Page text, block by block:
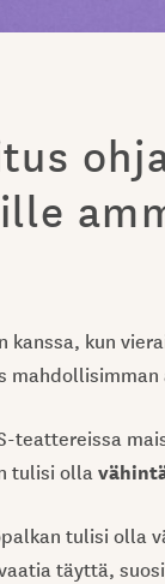
kanssa, kun
mahdollisimman
teattereissa
tulisi olla
tulisi olla
täyttä,